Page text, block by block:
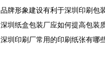
品牌形象建设有利于深圳印刷包
深圳纸盒包装厂应如何提高包装
深圳印刷厂常用的印刷纸张有哪